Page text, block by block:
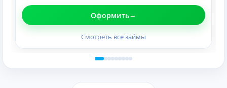
Оформить
Смотреть все займы